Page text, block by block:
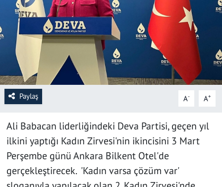
Paylaş A- A+
Ali Babacan liderliğindeki Deva Partisi, geçen yıl
ilkini yaptığı Kadın Zirvesi'nin ikincisini 3 Mart
Perşembe günü Ankara Bilkent Otel'de
gerçekleştirecek. 'Kadın varsa çözüm var'
SAĞLIK
YAŞAM
KÜLTÜR SANAT
EĞİTİM